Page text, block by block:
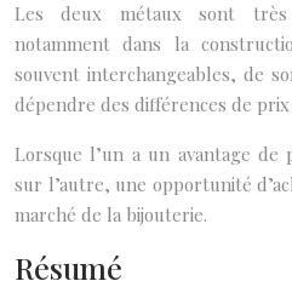
Les deux métaux sont très
notamment dans la
souvent interchangeables, de
dépendre des différences de
Lorsque l’un a un avantage de
sur l’autre, une opportunité
marché de la bijouterie.
Résumé